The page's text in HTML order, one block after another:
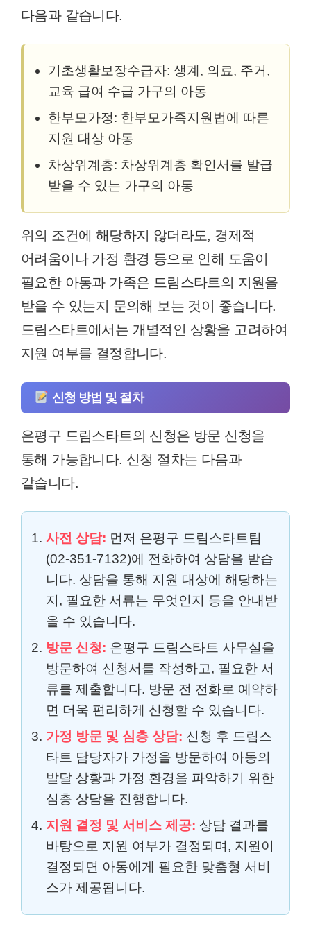
다음과 같습니다.
기초생활보장수급자: 생계, 의료, 주거,
교육 급여 수급 가구의 아동
한부모가정: 한부모가족지원법에 따른
지원 대상 아동
차상위계층: 차상위계층 확인서를 발급
받을 수 있는 가구의 아동
위의 조건에 해당하지 않더라도, 경제적
어려움이나 가정 환경 등으로 인해 도움이
필요한 아동과 가족은 드림스타트의 지원을
받을 수 있는지 문의해 보는 것이 좋습니다.
드림스타트에서는 개별적인 상황을 고려하여
지원 여부를 결정합니다.
신청 방법 및 절차
은평구 드림스타트의 신청은 방문 신청을
통해 가능합니다. 신청 절차는 다음과
같습니다.
사전 상담: 먼저 은평구 드림스타트팀
(02-351-7132)에 전화하여 상담을 받습
니다. 상담을 통해 지원 대상에 해당하는
지, 필요한 서류는 무엇인지 등을 안내받
을 수 있습니다.
방문 신청: 은평구 드림스타트 사무실을
방문하여 신청서를 작성하고, 필요한 서
류를 제출합니다. 방문 전 전화로 예약하
면 더욱 편리하게 신청할 수 있습니다.
가정 방문 및 심층 상담: 신청 후 드림스
타트 담당자가 가정을 방문하여 아동의
발달 상황과 가정 환경을 파악하기 위한
심층 상담을 진행합니다.
지원 결정 및 서비스 제공: 상담 결과를
바탕으로 지원 여부가 결정되며, 지원이
결정되면 아동에게 필요한 맞춤형 서비
스가 제공됩니다.